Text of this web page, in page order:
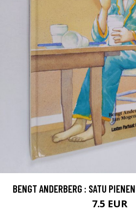
BENGT ANDERBERG : SATU
7.5 EUR